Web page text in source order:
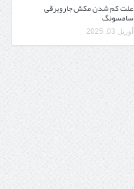
علت کم شدن مکش جاروبرقی
سامسونگ
آوریل 03, 2025